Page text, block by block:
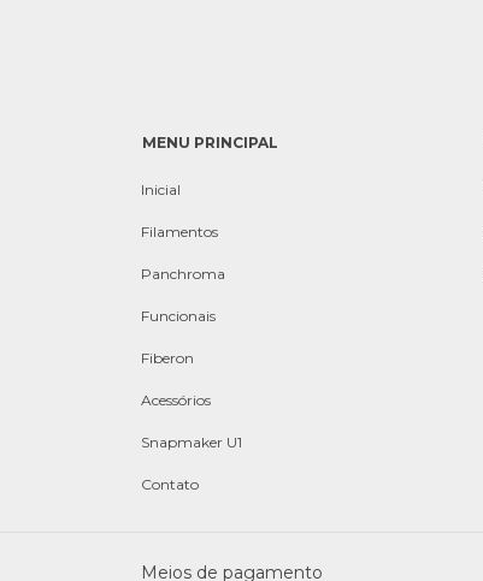
MENU PRINCIPAL
Inicial
Filamentos
Panchroma
Funcionais
Fiberon
Acessórios
Snapmaker U1
Contato
Meios de pagamento